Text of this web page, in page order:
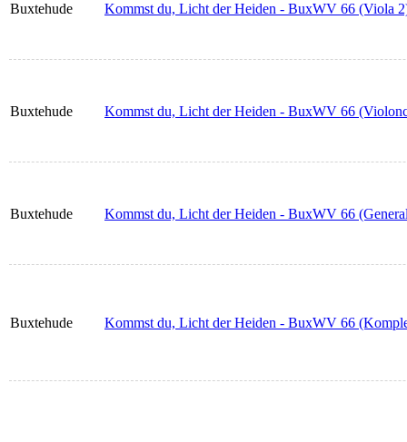
Buxtehude Kommst du, Licht der Heiden - BuxWV 66 (Viola
Buxtehude Kommst du, Licht der Heiden - BuxWV 66
Buxtehude Kommst du, Licht der Heiden - BuxWV 66
Buxtehude Kommst du, Licht der Heiden - BuxWV 66